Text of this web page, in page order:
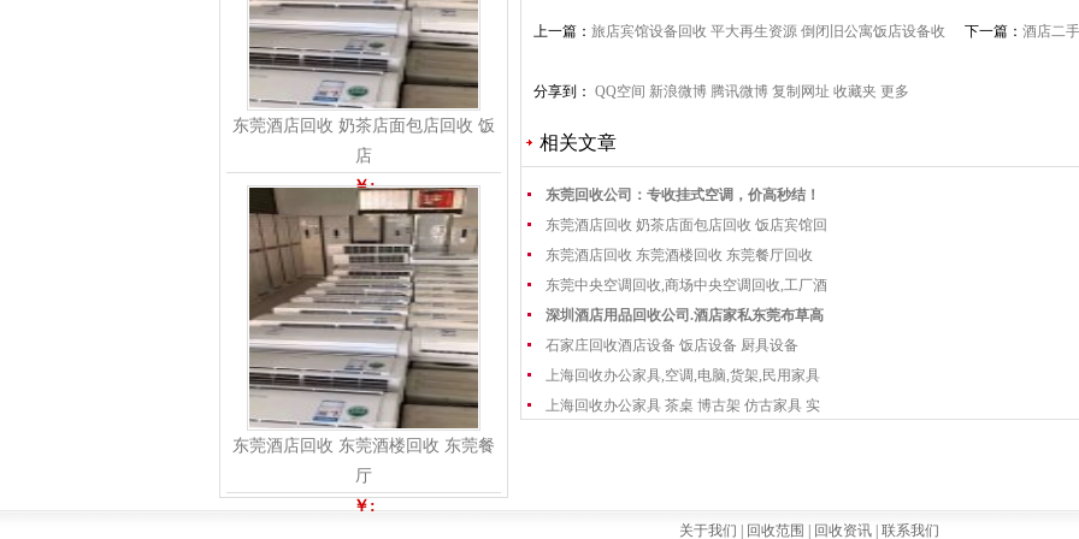
东莞酒店回收 奶茶店面包店回收 饭
店
￥:
东莞酒店回收 东莞酒楼回收 东莞餐
厅
￥:
上一篇： 旅店宾馆设备回收 平大再生资源 倒闭旧公寓饭店设备收
下一篇： 酒店二
分享到： QQ空间 新浪微博 腾讯微博 复制网址 收藏夹 更多
相关文章
东莞回收公司：专收挂式空调，价高秒结！
东莞酒店回收 奶茶店面包店回收 饭店宾馆回
东莞酒店回收 东莞酒楼回收 东莞餐厅回收
东莞中央空调回收,商场中央空调回收,工厂酒
深圳酒店用品回收公司.酒店家私东莞布草高
石家庄回收酒店设备 饭店设备 厨具设备
上海回收办公家具,空调,电脑,货架,民用家具
上海回收办公家具 茶桌 博古架 仿古家具 实
关于我们 | 回收范围 | 回收资讯 | 联系我们